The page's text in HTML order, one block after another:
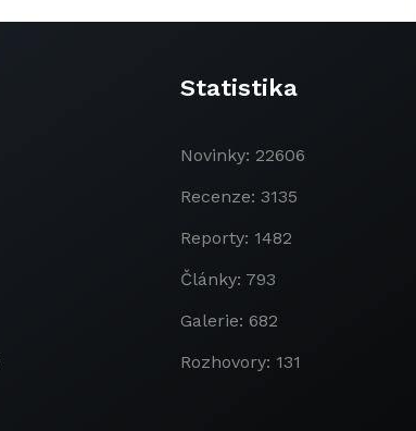
Statistika
Novinky: 22606
Recenze: 3135
Reporty: 1482
Články: 793
Galerie: 682
Rozhovory: 131